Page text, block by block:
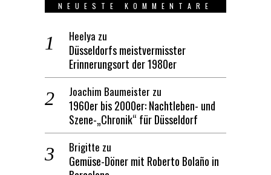
NEUESTE KOMMENTARE
Heelya zu
Düsseldorfs meistvermisster
Erinnerungsort der 1980er
Joachim Baumeister zu
1960er bis 2000er: Nachtleben- und
Szene-„Chronik“ für Düsseldorf
Brigitte zu
Gemüse-Döner mit Roberto Bolaño in